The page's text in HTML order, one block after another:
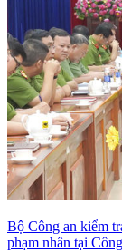
Bộ Công an kiểm
phạm nhân tại